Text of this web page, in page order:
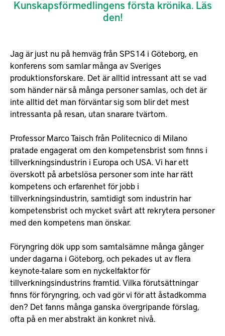
Kunskapsförmedlingens första krönika. Läs
den!
Jag är just nu på hemväg från SPS14 i Göteborg, en
konferens som samlar många av Sveriges
produktionsforskare. Det är alltid intressant att se vad
som händer när så många personer samlas, och det är
inte alltid det man förväntar sig som blir det mest
intressanta på resan, utan snarare tvärtom.
Professor Marco Taisch från Politecnico di Milano
pratade engagerat om den kompetensbrist som finns i
tillverkningsindustrin i Europa och USA. Vi har ett
överskott på arbetslösa personer som inte har rätt
kompetens och erfarenhet för jobb i
tillverkningsindustrin, samtidigt som industrin har
kompetensbrist och mycket svårt att rekrytera personer
med den kompetens man önskar.
Föryngring dök upp som samtalsämne många gånger
under dagarna i Göteborg, och pekades ut av flera
keynote-talare som en nyckelfaktor för
tillverkningsindustrins framtid. Vilka förutsättningar
finns för föryngring, och vad gör vi för att åstadkomma
den? Det fanns många ganska övergripande förslag,
ofta på en mer abstrakt än konkret nivå.